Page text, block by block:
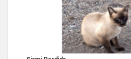
oreja,cariñosa,mimosa pero miedosa,e...
Leales.org » Gran Canaria | 9.7.2025